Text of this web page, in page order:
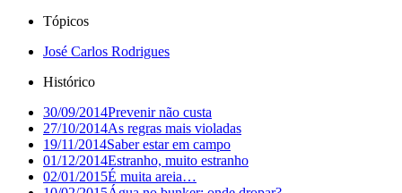
Tópicos
José Carlos Rodrigues
Histórico
30/09/2014Prevenir não custa
27/10/2014As regras mais violadas
19/11/2014Saber estar em campo
01/12/2014Estranho, muito estranho
02/01/2015É muita areia…